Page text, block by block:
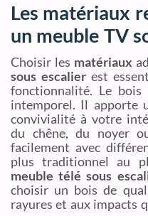
Les matériaux
un meuble TV
Choisir les matériaux
sous escalierest
fonctionnalité. Le
intemporel. Il apporte
convivialité à votre
du chêne, du noyer
facilement avec
plus traditionnel au
meuble télé sous
choisir un bois de
rayures et aux impacts